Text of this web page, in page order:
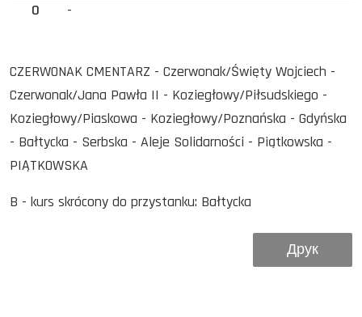
0
-
CZERWONAK CMENTARZ - Czerwonak/Święty Wojciech -
Czerwonak/Jana Pawła II - Koziegłowy/Piłsudskiego -
Koziegłowy/Piaskowa - Koziegłowy/Poznańska - Gdyńska
- Bałtycka - Serbska - Aleje Solidarności - Piątkowska -
PIĄTKOWSKA
B - kurs skrócony do przystanku: Bałtycka
Друк